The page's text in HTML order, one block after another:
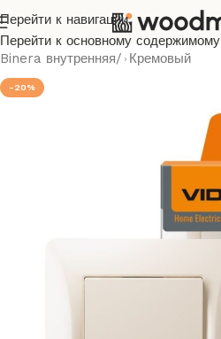
Перейти к навигации
Перейти к основному содержимому
Главная/ Розетки и выключатели/
Binera внутренняя/ Кремовый
-20%